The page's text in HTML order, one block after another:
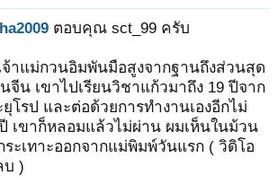
ตอบคุณ sct_99 ครับ
จ้าแม่กวนอิมพันมือสูงจากฐานถึงส่วนสุด
นจีน เขาไปเรียนวิชาแก้วมาถึง 19 ปีจาก
ยุโรป และต่อด้วยการทำงานเองอีกไม่
เขาก็หลอมแล้วไม่ผ่าน ผมเห็นในม้วน
ระเทาะออกจากแม่พิมพ์วันแรก ( วิดิโอ
)